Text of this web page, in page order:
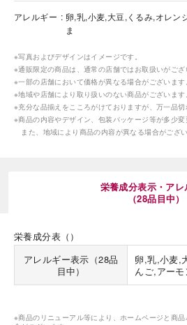
アレルギー
卵,乳,小麦,大豆,くるみ,オレン
ま
※写真およびデザインはイメージです。
※通販限定の商品は、通常の店舗ではお取扱いがござ
※一部の店舗において価格が異なる場合がございます。
※地域や店舗により取り扱いのない商品がございます。
※充分な品揃えをこころがけておりますが、万一品切
※商品の内容やデザイン、包装パッケージ等が多少変
また、地域により商品の内容が異なる場合がござい
栄養成分表示・アレ
（28品目中）
栄養成分表（）
アレルギー表示（28品
目中）
卵,乳,小麦,
んご,アー
※商品のリニューアル等により、ホームページと商